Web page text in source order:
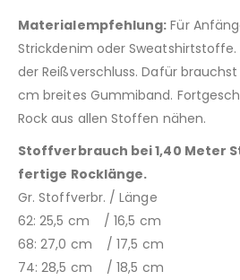
Materialempfehlung: Für
Strickdenim oder
der Reißverschluss. Dafür
cm breites Gummiband.
Rock aus allen Stoffen nähen.
Stoffverbrauch bei 1,40 Meter
fertige Rocklänge.
Gr. Stoffverbr. / Länge
62: 25,5 cm / 16,5 cm
68: 27,0 cm / 17,5 cm
74: 28,5 cm / 18,5 cm